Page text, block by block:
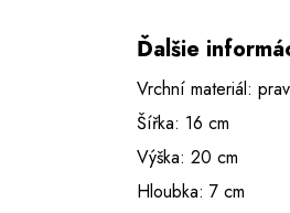
Ďalšie
Vrchní materiál:
Šířka: 16 cm
Výška: 20 cm
Hloubka: 7 cm